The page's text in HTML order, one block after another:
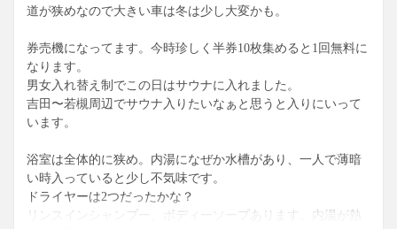
道が狭めなので大きい車は冬は少し大変かも。
券売機になってます。今時珍しく半券10枚集めると1回無料に
なります。
男女入れ替え制でこの日はサウナに入れました。
吉田〜若槻周辺でサウナ入りたいなぁと思うと入りにいって
います。
浴室は全体的に狭め。内湯になぜか水槽があり、一人で薄暗
い時入っていると少し不気味です。
ドライヤーは2つだったかな？
リンスインシャンプー、ボディーソープあります。内湯が熱